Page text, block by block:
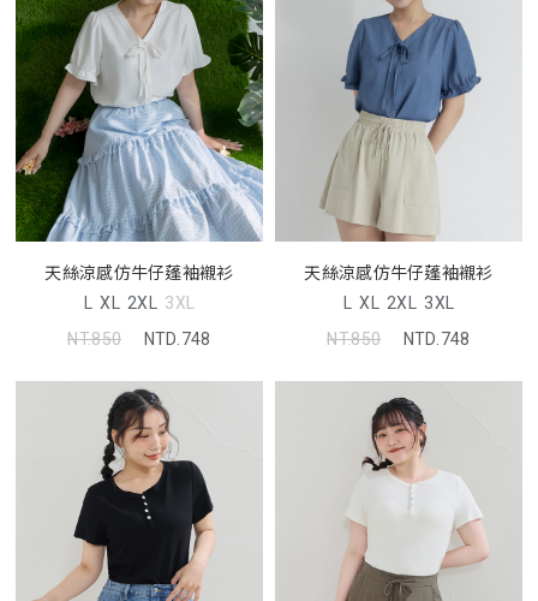
天絲涼感仿牛仔蓬袖襯衫
L XL 2XL 3XL
NT.850
NTD.748
天絲涼感仿牛仔蓬袖襯衫
L XL 2XL 3XL
NT.850
NTD.748